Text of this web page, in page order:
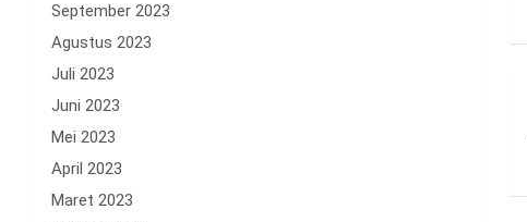
September 2023
Agustus 2023
Juli 2023
Juni 2023
Mei 2023
April 2023
Maret 2023